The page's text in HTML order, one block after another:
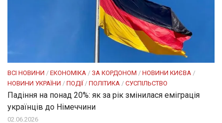
ВСІ НОВИНИ / ЕКОНОМІКА / ЗА КОРДОНОМ / НОВИНИ КИЄВА /
НОВИНИ УКРАЇНИ / ПОДІЇ / ПОЛІТИКА / СУСПІЛЬСТВО
Падіння на понад 20%: як за рік змінилася еміграція
українців до Німеччини
02.06.2026